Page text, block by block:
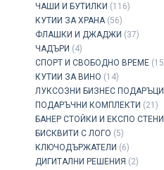
ЧАШИ И БУТИЛКИ (116)
КУТИИ ЗА ХРАНА (56)
ФЛАШКИ И ДЖАДЖИ (37)
ЧАДЪРИ (4)
СПОРТ И СВОБОДНО ВРЕМЕ
КУТИИ ЗА ВИНО (14)
ЛУКСОЗНИ БИЗНЕС ПОДАРЪЦИ
ПОДАРЪЧНИ КОМПЛЕКТИ (21)
БАНЕР СТОЙКИ И ЕКСПО СТЕНИ
БИСКВИТИ С ЛОГО (5)
КЛЮЧОДЪРЖАТЕЛИ (6)
ДИГИТАЛНИ РЕШЕНИЯ (2)